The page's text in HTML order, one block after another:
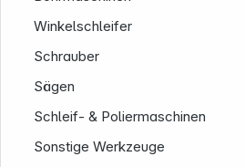
Winkelschleifer
Schrauber
Sägen
Schleif- & Poliermaschinen
Sonstige Werkzeuge
Service